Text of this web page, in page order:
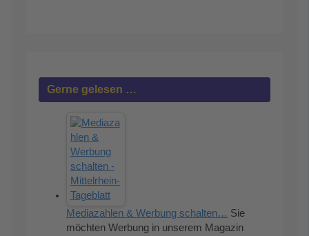
Gerne gelesen …
Mediazahlen & Werbung schalten… Sie
möchten Werbung in unserem Magazin